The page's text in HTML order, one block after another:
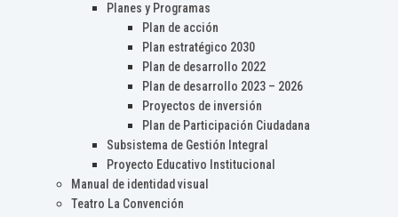
Planes y Programas
Plan de acción
Plan estratégico 2030
Plan de desarrollo 2022
Plan de desarrollo 2023 – 2026
Proyectos de inversión
Plan de Participación Ciudadana
Subsistema de Gestión Integral
Proyecto Educativo Institucional
Manual de identidad visual
Teatro La Convención